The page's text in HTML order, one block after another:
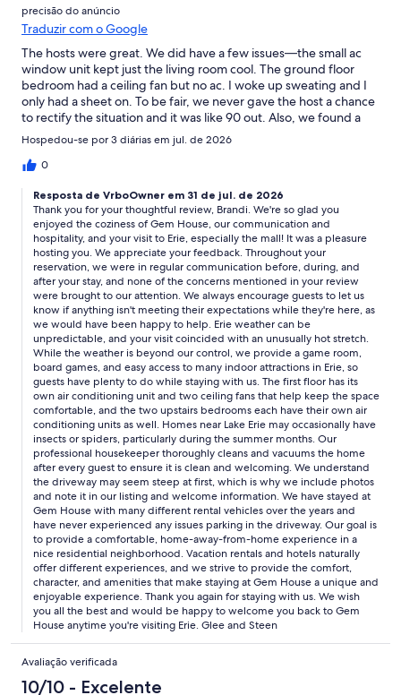
precisão do anúncio
Traduzir com o Google
The hosts were great. We did have a few issues—the small ac
window unit kept just the living room cool. The ground floor
bedroom had a ceiling fan but no ac. I woke up sweating and I
only had a sheet on. To be fair, we never gave the host a chance
to rectify the situation and it was like 90 out. Also, we found a
few spiders, and the driveway is really, really steep with a bump
at the bottom which would scrape most cars. SUV’s are fine. The
mall is worth the visit! The beaches were closed due to rip
Hospedou-se por 3 diárias em jul. de 2026
0
Resposta de VrboOwner em 31 de jul. de 2026
Thank you for your thoughtful review, Brandi. We're so glad you
enjoyed the coziness of Gem House, our communication and
hospitality, and your visit to Erie, especially the mall! It was a pleasure
hosting you. We appreciate your feedback. Throughout your
reservation, we were in regular communication before, during, and
after your stay, and none of the concerns mentioned in your review
were brought to our attention. We always encourage guests to let us
know if anything isn't meeting their expectations while they're here, as
we would have been happy to help. Erie weather can be
unpredictable, and your visit coincided with an unusually hot stretch.
While the weather is beyond our control, we provide a game room,
board games, and easy access to many indoor attractions in Erie, so
guests have plenty to do while staying with us. The first floor has its
own air conditioning unit and two ceiling fans that help keep the space
comfortable, and the two upstairs bedrooms each have their own air
conditioning units as well. Homes near Lake Erie may occasionally have
insects or spiders, particularly during the summer months. Our
professional housekeeper thoroughly cleans and vacuums the home
after every guest to ensure it is clean and welcoming. We understand
the driveway may seem steep at first, which is why we include photos
and note it in our listing and welcome information. We have stayed at
Gem House with many different rental vehicles over the years and
have never experienced any issues parking in the driveway. Our goal is
to provide a comfortable, home-away-from-home experience in a
nice residential neighborhood. Vacation rentals and hotels naturally
offer different experiences, and we strive to provide the comfort,
character, and amenities that make staying at Gem House a unique and
enjoyable experience. Thank you again for staying with us. We wish
you all the best and would be happy to welcome you back to Gem
House anytime you're visiting Erie. Glee and Steen
Avaliação verificada
10/10 - Excelente